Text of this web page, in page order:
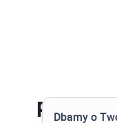
Pełna
Dbamy o